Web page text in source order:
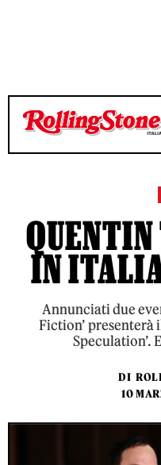
TEMPO DI LETTURA 3
TEMPO DI LETTURA 3
IN
Annunciati due
Fiction’ presenterà
Speculation’.
DI
10